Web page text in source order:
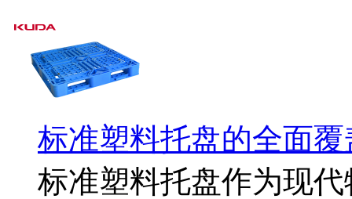
标准塑料托盘的全面覆
标准塑料托盘作为现